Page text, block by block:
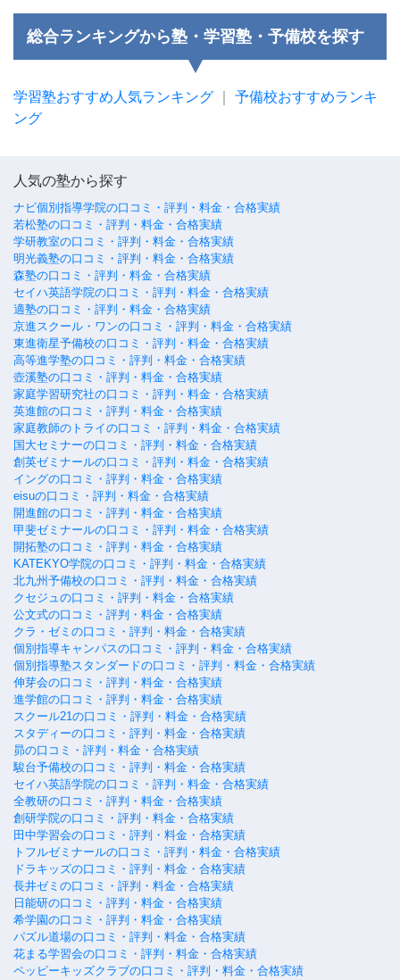
総合ランキングから塾・学習塾・予備校を探す
学習塾おすすめ人気ランキング
予備校おすすめランキ
ング
人気の塾から探す
ナビ個別指導学院の口コミ・評判・料金・合格実績
若松塾の口コミ・評判・料金・合格実績
学研教室の口コミ・評判・料金・合格実績
明光義塾の口コミ・評判・料金・合格実績
森塾の口コミ・評判・料金・合格実績
セイハ英語学院の口コミ・評判・料金・合格実績
適塾の口コミ・評判・料金・合格実績
京進スクール・ワンの口コミ・評判・料金・合格実績
東進衛星予備校の口コミ・評判・料金・合格実績
高等進学塾の口コミ・評判・料金・合格実績
壺溪塾の口コミ・評判・料金・合格実績
家庭学習研究社の口コミ・評判・料金・合格実績
英進館の口コミ・評判・料金・合格実績
家庭教師のトライの口コミ・評判・料金・合格実績
国大セミナーの口コミ・評判・料金・合格実績
創英ゼミナールの口コミ・評判・料金・合格実績
イングの口コミ・評判・料金・合格実績
eisuの口コミ・評判・料金・合格実績
開進館の口コミ・評判・料金・合格実績
甲斐ゼミナールの口コミ・評判・料金・合格実績
開拓塾の口コミ・評判・料金・合格実績
KATEKYO学院の口コミ・評判・料金・合格実績
北九州予備校の口コミ・評判・料金・合格実績
クセジュの口コミ・評判・料金・合格実績
公文式の口コミ・評判・料金・合格実績
クラ・ゼミの口コミ・評判・料金・合格実績
個別指導キャンパスの口コミ・評判・料金・合格実績
個別指導塾スタンダードの口コミ・評判・料金・合格実績
伸芽会の口コミ・評判・料金・合格実績
進学館の口コミ・評判・料金・合格実績
スクール21の口コミ・評判・料金・合格実績
スタディーの口コミ・評判・料金・合格実績
昴の口コミ・評判・料金・合格実績
駿台予備校の口コミ・評判・料金・合格実績
セイハ英語学院の口コミ・評判・料金・合格実績
全教研の口コミ・評判・料金・合格実績
創研学院の口コミ・評判・料金・合格実績
田中学習会の口コミ・評判・料金・合格実績
トフルゼミナールの口コミ・評判・料金・合格実績
ドラキッズの口コミ・評判・料金・合格実績
長井ゼミの口コミ・評判・料金・合格実績
日能研の口コミ・評判・料金・合格実績
希学園の口コミ・評判・料金・合格実績
パズル道場の口コミ・評判・料金・合格実績
花まる学習会の口コミ・評判・料金・合格実績
ペッピーキッズクラブの口コミ・評判・料金・合格実績